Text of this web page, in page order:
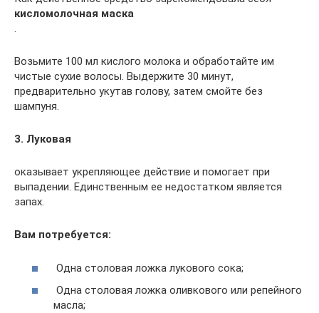
кисломолочная маска
.
Возьмите 100 мл кислого молока и обработайте им
чистые сухие волосы. Выдержите 30 минут,
предварительно укутав голову, затем смойте без
шампуня.
3. Луковая
оказывает укрепляющее действие и помогает при
выпадении. Единственным ее недостатком является
запах.
Вам потребуется:
Одна столовая ложка лукового сока;
Одна столовая ложка оливкового или репейного
масла;